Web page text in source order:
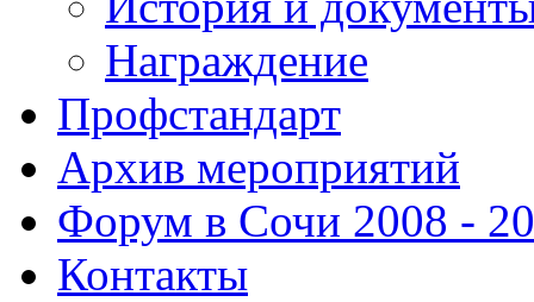
Награждение
Профстандарт
Архив мероприятий
Форум в Сочи 2008 -
Контакты